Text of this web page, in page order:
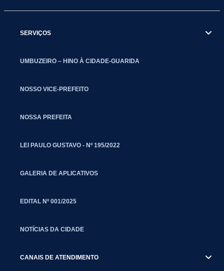
SERVIÇOS
UMBUZEIRO – HINO À CIDADE-GUARIDA
NOSSO VICE-PREFEITO
NOSSA PREFEITA
LEI PAULO GUSTAVO - Nº 195/2022
GALERIA DE APLICATIVOS
EDITAL Nº 001/2025
NOTÍCIAS DA CIDADE
CANAIS DE ATENDIMENTO